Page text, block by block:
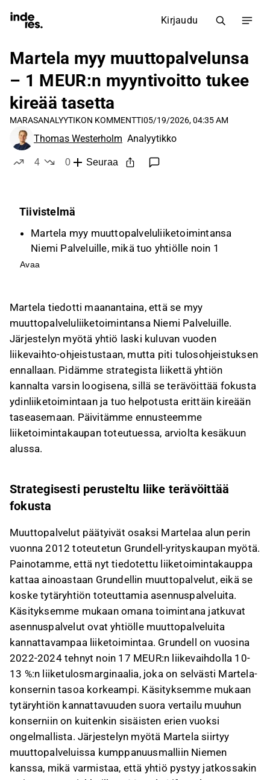
Kirjaudu
Martela myy muuttopalvelunsa
– 1 MEUR:n myyntivoitto tukee
kireää tasetta
MARASANALYYTIKON KOMMENTTI05/19/2026, 04:35 AM
Thomas Westerholm Analyytikko
4
0
Seuraa
Tiivistelmä
Martela myy muuttopalveluliiketoimintansa
Niemi Palveluille, mikä tuo yhtiölle noin 1
MEUR:n myyntivoiton ja helpottaa sen kireää
kuluvan vuoden liikevaihto-ohjeistustaan 5
MEUR:lla, mutta piti tulosohjeistuksen
ennallaan.
Kauppa kattaa vain Grundellin muuttopalvelut,
ja Martela jatkaa asennuspalveluiden
tarjoamista, jotka ovat kannattavampia.
Martela siirtyy muuttopalveluissa
kumppanuusmalliin Niemen kanssa, mikä
mahdollistaa Martela Lifecycle -
palvelukokonaisuuden tarjoamisen
Tämä sisältö on tekoälyn tuottamaa. Anna siihen
liittyvää palautetta Inderesin
Avaa
Martela tiedotti maanantaina, että se myy
muuttopalveluliiketoimintansa Niemi Palveluille.
Järjestelyn myötä yhtiö laski kuluvan vuoden
liikevaihto-ohjeistustaan, mutta piti tulosohjeistuksen
ennallaan. Pidämme strategista liikettä yhtiön
kannalta varsin loogisena, sillä se terävöittää fokusta
ydinliiketoimintaan ja tuo helpotusta erittäin kireään
taseasemaan. Päivitämme ennusteemme
liiketoimintakaupan toteutuessa, arviolta kesäkuun
alussa.
Strategisesti perusteltu liike terävöittää
fokusta
Muuttopalvelut päätyivät osaksi Martelaa alun perin
vuonna 2012 toteutetun Grundell-yrityskaupan myötä.
Painotamme, että nyt tiedotettu liiketoimintakauppa
kattaa ainoastaan Grundellin muuttopalvelut, eikä se
koske tytäryhtiön toteuttamia asennuspalveluita.
Käsityksemme mukaan omana toimintana jatkuvat
asennuspalvelut ovat yhtiölle muuttopalveluita
kannattavampaa liiketoimintaa. Grundell on vuosina
2022-2024 tehnyt noin 17 MEUR:n liikevaihdolla 10-
13 %:n liiketulosmarginaalia, joka on selvästi Martela-
konsernin tasoa korkeampi. Käsityksemme mukaan
tytäryhtiön kannattavuuden suora vertailu muuhun
konserniin on kuitenkin sisäisten erien vuoksi
ongelmallista. Järjestelyn myötä Martela siirtyy
muuttopalveluissa kumppanuusmalliin Niemen
kanssa, mikä varmistaa, että yhtiö pystyy jatkossakin